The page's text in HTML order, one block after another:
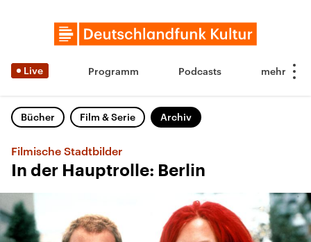
Live Programm Podcasts
Bücher Film & Serie Archiv
Filmische Stadtbilder
In der Hauptrolle: Berlin